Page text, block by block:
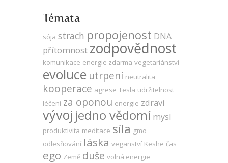
Témata
sója strach propojenost DNA
přítomnost zodpovědnost
komunikace energie zdarma vegetariánství
evoluce utrpení neutralita
kooperace agrese Tesla udržitelnost
léčení za oponou energie zdraví
vývoj jedno vědomí mysl
produktivita meditace síla gmo
odlesňování láska veganství Keshe čas
ego Země duše volná energie